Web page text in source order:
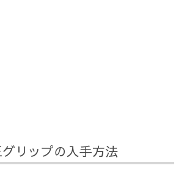
リップの入手方法